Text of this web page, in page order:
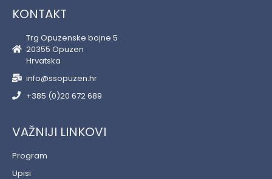
KONTAKT
Trg Opuzenske bojne 5
20355 Opuzen
Hrvatska
info@ssopuzen.hr
+385 (0)20 672 689
VAŽNIJI LINKOVI
Program
Upisi